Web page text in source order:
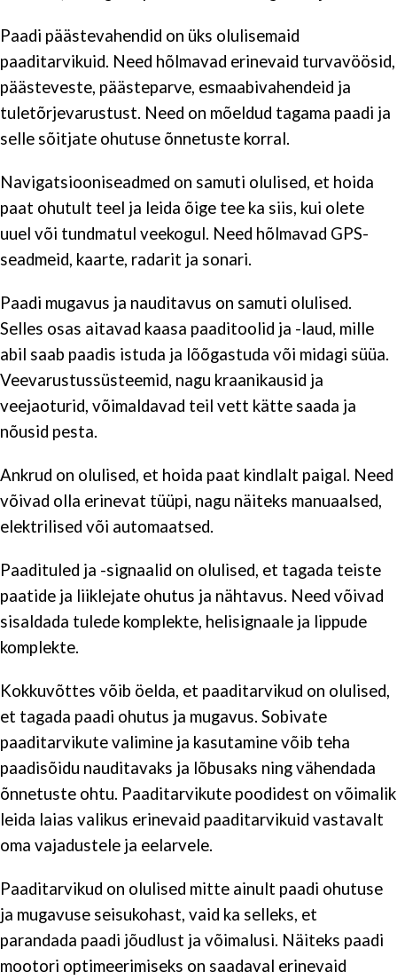
Paadi päästevahendid on üks olulisemaid
paaditarvikuid. Need hõlmavad erinevaid turvavöösid,
päästeveste, päästeparve, esmaabivahendeid ja
tuletõrjevarustust. Need on mõeldud tagama paadi ja
selle sõitjate ohutuse õnnetuste korral.
Navigatsiooniseadmed on samuti olulised, et hoida
paat ohutult teel ja leida õige tee ka siis, kui olete
uuel või tundmatul veekogul. Need hõlmavad GPS-
seadmeid, kaarte, radarit ja sonari.
Paadi mugavus ja nauditavus on samuti olulised.
Selles osas aitavad kaasa paaditoolid ja -laud, mille
abil saab paadis istuda ja lõõgastuda või midagi süüa.
Veevarustussüsteemid, nagu kraanikausid ja
veejaoturid, võimaldavad teil vett kätte saada ja
nõusid pesta.
Ankrud on olulised, et hoida paat kindlalt paigal. Need
võivad olla erinevat tüüpi, nagu näiteks manuaalsed,
elektrilised või automaatsed.
Paadituled ja -signaalid on olulised, et tagada teiste
paatide ja liiklejate ohutus ja nähtavus. Need võivad
sisaldada tulede komplekte, helisignaale ja lippude
komplekte.
Kokkuvõttes võib öelda, et paaditarvikud on olulised,
et tagada paadi ohutus ja mugavus. Sobivate
paaditarvikute valimine ja kasutamine võib teha
paadisõidu nauditavaks ja lõbusaks ning vähendada
õnnetuste ohtu. Paaditarvikute poodidest on võimalik
leida laias valikus erinevaid paaditarvikuid vastavalt
oma vajadustele ja eelarvele.
Paaditarvikud on olulised mitte ainult paadi ohutuse
ja mugavuse seisukohast, vaid ka selleks, et
parandada paadi jõudlust ja võimalusi. Näiteks paadi
mootori optimeerimiseks on saadaval erinevaid